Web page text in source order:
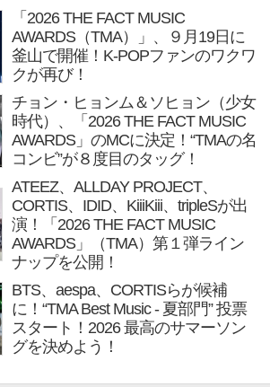
「2026 THE FACT MUSIC
AWARDS（TMA）」、９月19日に
釜山で開催！K-POPファンのワクワ
クが再び！
チョン・ヒョンム＆ソヒョン（少女
時代）、「2026 THE FACT MUSIC
AWARDS」のMCに決定！“TMAの名
コンビ”が８度目のタッグ！
ATEEZ、ALLDAY PROJECT、
CORTIS、IDID、KiiiKiii、tripleSが出
演！「2026 THE FACT MUSIC
AWARDS」（TMA）第１弾ライン
ナップを公開！
BTS、aespa、CORTISらが候補
に！“TMA Best Music - 夏部門” 投票
スタート！2026 最高のサマーソン
グを決めよう！